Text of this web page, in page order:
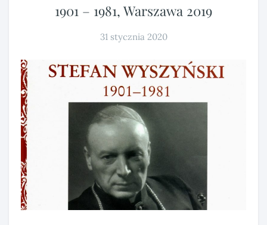
1901 – 1981, Warszawa 2019
31 stycznia 2020